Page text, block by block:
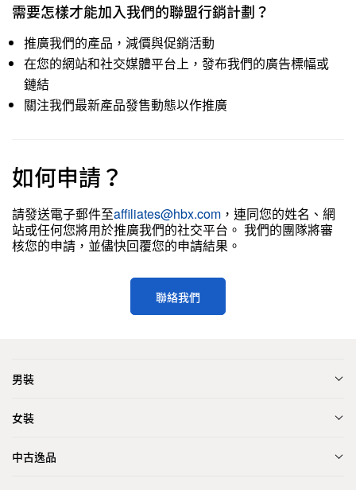
需要怎樣才能加入我們的聯盟行銷計劃？
推廣我們的產品，減價與促銷活動
在您的網站和社交媒體平台上，發布我們的廣告標幅或
鏈結
關注我們最新產品發售動態以作推廣
如何申請？
請發送電子郵件至affiliates@hbx.com ，連同您的姓名、網
站或任何您將用於推廣我們的社交平台。 我們的團隊將審
核您的申請，並儘快回覆您的申請結果。
聯絡我們
男裝
女裝
中古逸品